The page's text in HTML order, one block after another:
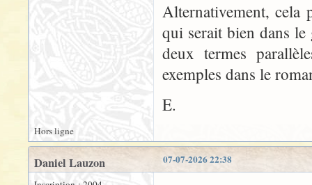
Alternativement, cela
qui serait bien dans le
deux termes
exemples dans le
E.
Hors ligne
07-07-2026 22:38
Daniel Lauzon